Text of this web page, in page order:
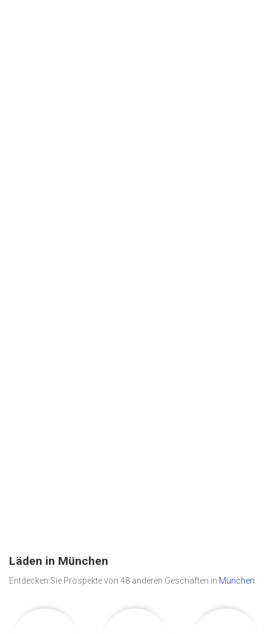
Läden in München
Entdecken Sie Prospekte von 48 anderen Geschäften in München.